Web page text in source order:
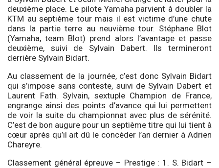
deuxième place. Le pilote Yamaha parvient à doubler la
KTM au septième tour mais il est victime d’une chute
dans la partie terre au neuvième tour. Stéphane Blot
(Yamaha, team Blot) prend alors l’avantage et passe
deuxième, suivi de Sylvain Dabert. Ils termineront
derrière Sylvain Bidart.
Au classement de la journée, c’est donc Sylvain Bidart
qui s’impose sans conteste, suivi de Sylvain Dabert et
Laurent Fath. Sylvain, sextuple Champion de France,
engrange ainsi des points d’avance qui lui permettent
de voir la suite du championnat avec plus de sérénité.
C’est de bon augure pour un septième titre qui lui tient à
cœur après qu’il ait dû le concéder l’an dernier à Adrien
Chareyre.
Classement général épreuve – Prestige : 1. S. Bidart –